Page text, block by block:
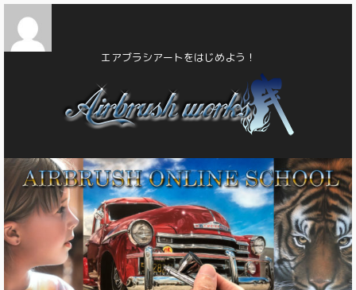
エアブラシアートをはじめよう！